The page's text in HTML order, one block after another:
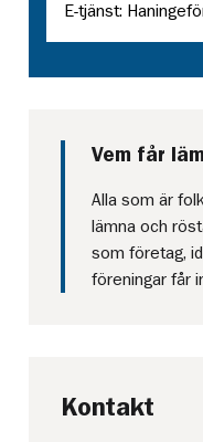
E-tjänst:
Vem får
Alla som är
lämna och
som företag,
föreningar får
Kontakt